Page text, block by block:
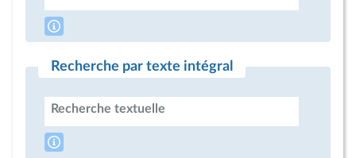
Recherche par texte intégral
Recherche textuelle